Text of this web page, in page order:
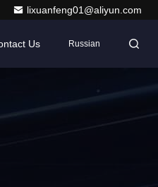
lixuanfeng01@aliyun.com
Us Russian